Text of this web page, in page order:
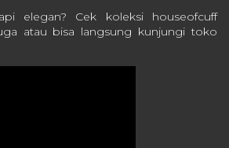
elegan? Cek koleksi houseofcuff
atau bisa langsung kunjungi toko